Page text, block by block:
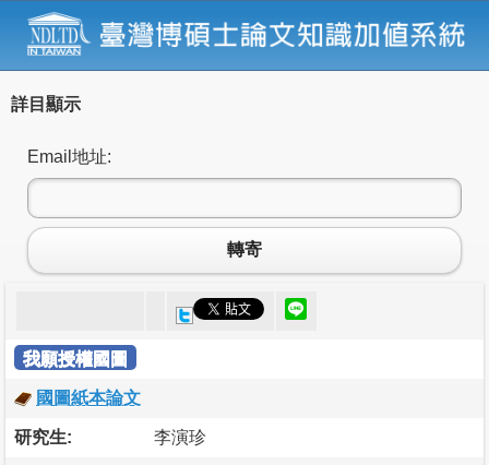
詳目顯示
Email地址:
轉寄
我願授權國圖
國圖紙本論文
研究生: 李演珍